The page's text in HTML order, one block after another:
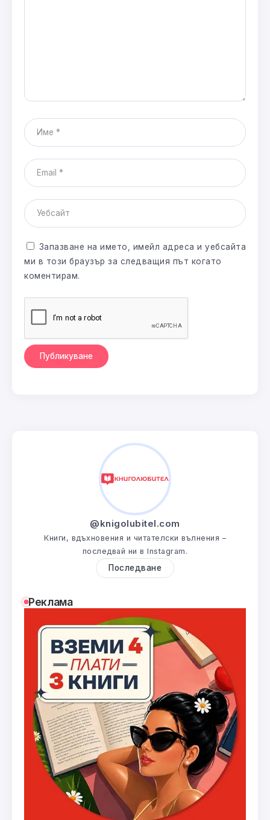
Запазване на името, имейл адреса и уебсайта
ми в този браузър за следващия път когато
коментирам.
@knigolubitel.com
Книги, вдъхновения и читателски вълнения –
последвай ни в Instagram.
Последване
Реклама